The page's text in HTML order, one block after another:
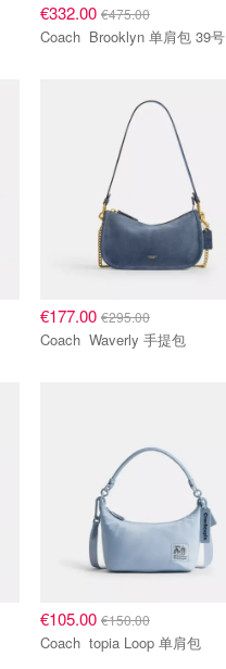
€332.00 €475.00
Coach Brooklyn 单肩包 39号
€177.00 €295.00
Coach Waverly 手提包
€105.00 €150.00
Coach topia Loop 单肩包